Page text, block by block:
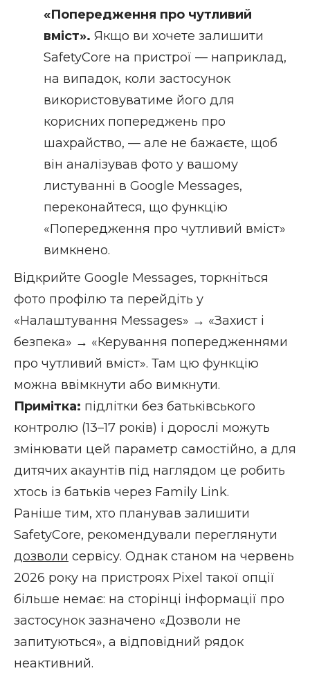
«Попередження про чутливий
вміст». Якщо ви хочете залишити
SafetyCore на пристрої — наприклад,
на випадок, коли застосунок
використовуватиме його для
корисних попереджень про
шахрайство, — але не бажаєте, щоб
він аналізував фото у вашому
листуванні в Google Messages,
переконайтеся, що функцію
«Попередження про чутливий вміст»
вимкнено.
Відкрийте Google Messages, торкніться
фото профілю та перейдіть у
«Налаштування Messages» → «Захист і
безпека» → «Керування попередженнями
про чутливий вміст». Там цю функцію
можна ввімкнути або вимкнути.
Примітка: підлітки без батьківського
контролю (13–17 років) і дорослі можуть
змінювати цей параметр самостійно, а для
дитячих акаунтів під наглядом це робить
хтось із батьків через Family Link.
Раніше тим, хто планував залишити
SafetyCore, рекомендували переглянути
дозволи сервісу. Однак станом на червень
2026 року на пристроях Pixel такої опції
більше немає: на сторінці інформації про
застосунок зазначено «Дозволи не
запитуються», а відповідний рядок
неактивний.